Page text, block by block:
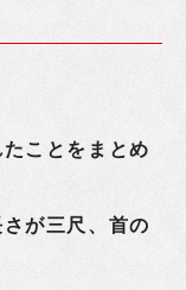
ことをまとめ
が三尺、首の